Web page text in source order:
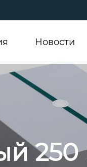
Новости
250